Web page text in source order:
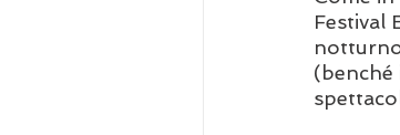
Festival
(benché